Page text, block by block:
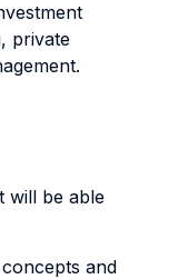
private
will be able
and